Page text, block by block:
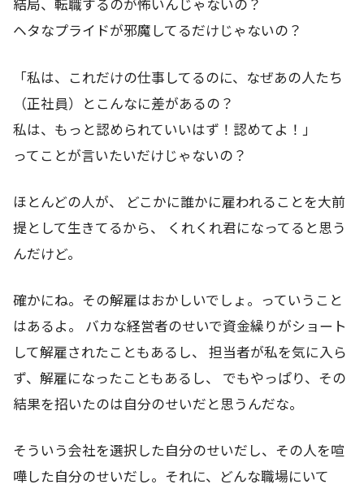
結局、転職するのが怖いんじゃないの？
ヘタなプライドが邪魔してるだけじゃないの？
「私は、これだけの仕事してるのに、なぜあの人たち
（正社員）とこんなに差があるの？
私は、もっと認められていいはず！認めてよ！」
ってことが言いたいだけじゃないの？
ほとんどの人が、 どこかに誰かに雇われることを大前
提として生きてるから、 くれくれ君になってると思う
んだけど。
確かにね。その解雇はおかしいでしょ。っていうこと
はあるよ。 バカな経営者のせいで資金繰りがショート
して解雇されたこともあるし、 担当者が私を気に入ら
ず、解雇になったこともあるし、 でもやっぱり、その
結果を招いたのは自分のせいだと思うんだな。
そういう会社を選択した自分のせいだし、その人を喧
嘩した自分のせいだし。それに、どんな職場にいて